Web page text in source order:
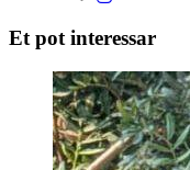
Et pot interessar